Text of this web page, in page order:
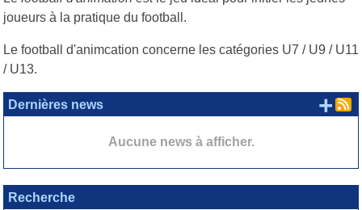
joueurs à la pratique du football.
Le football d'animcation concerne les catégories U7 / U9 / U11
/ U13.
Dernières news
Aucune news à afficher.
+
Recherche